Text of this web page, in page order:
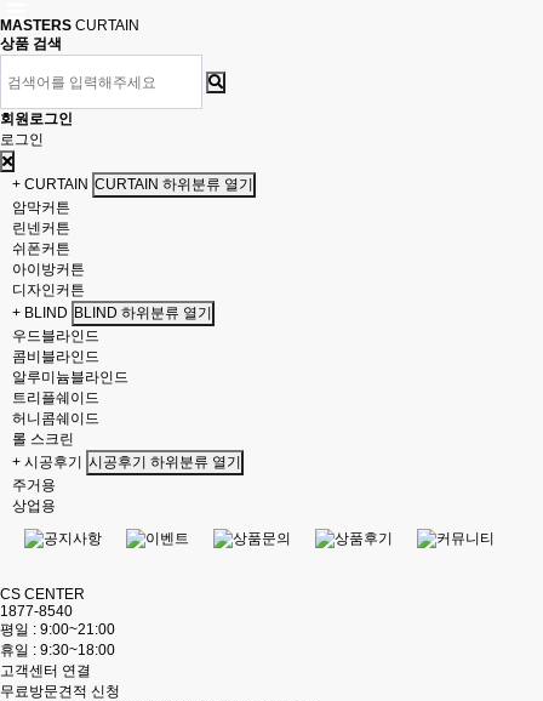
MASTERS CURTAIN
상품 검색
회원로그인
로그인
+ CURTAIN CURTAIN 하위분류 열기
암막커튼
린넨커튼
쉬폰커튼
아이방커튼
디자인커튼
+ BLIND BLIND 하위분류 열기
우드블라인드
콤비블라인드
알루미늄블라인드
트리플쉐이드
허니콤쉐이드
롤 스크린
+ 시공후기 시공후기 하위분류 열기
주거용
상업용
CS CENTER
1877-8540
평일 : 9:00~21:00
휴일 : 9:30~18:00
고객센터 연결
무료방문견적 신청